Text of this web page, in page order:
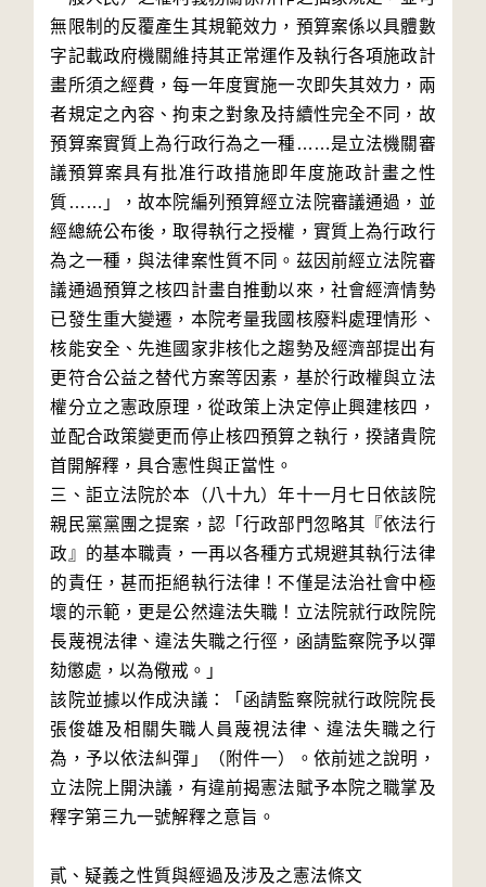
無限制的反覆產生其規範效力，預算案係以具體數
字記載政府機關維持其正常運作及執行各項施政計
畫所須之經費，每一年度實施一次即失其效力，兩
者規定之內容、拘束之對象及持續性完全不同，故
預算案實質上為行政行為之一種……是立法機關審
議預算案具有批准行政措施即年度施政計畫之性
質……」，故本院編列預算經立法院審議通過，並
經總統公布後，取得執行之授權，實質上為行政行
為之一種，與法律案性質不同。茲因前經立法院審
議通過預算之核四計畫自推動以來，社會經濟情勢
已發生重大變遷，本院考量我國核廢料處理情形、
核能安全、先進國家非核化之趨勢及經濟部提出有
更符合公益之替代方案等因素，基於行政權與立法
權分立之憲政原理，從政策上決定停止興建核四，
並配合政策變更而停止核四預算之執行，揆諸貴院
首開解釋，具合憲性與正當性。
三、詎立法院於本（八十九）年十一月七日依該院
親民黨黨團之提案，認「行政部門忽略其『依法行
政』的基本職責，一再以各種方式規避其執行法律
的責任，甚而拒絕執行法律！不僅是法治社會中極
壞的示範，更是公然違法失職！立法院就行政院院
長蔑視法律、違法失職之行徑，函請監察院予以彈
劾懲處，以為儆戒。」
該院並據以作成決議：「函請監察院就行政院院長
張俊雄及相關失職人員蔑視法律、違法失職之行
為，予以依法糾彈」（附件一）。依前述之說明，
立法院上開決議，有違前揭憲法賦予本院之職掌及
釋字第三九一號解釋之意旨。
貳、疑義之性質與經過及涉及之憲法條文